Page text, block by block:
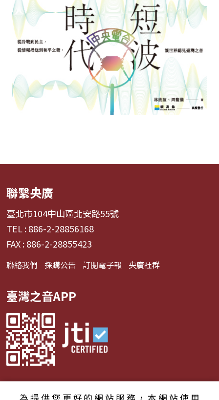
聯繫央廣
臺北市104中山區北安路55號
TEL : 886-2-28856168
FAX : 886-2-28855423
聯絡我們 採購公告 訂閱電子報 央廣社群
臺灣之音APP